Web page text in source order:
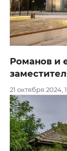
Романов и
21 октября 2024,